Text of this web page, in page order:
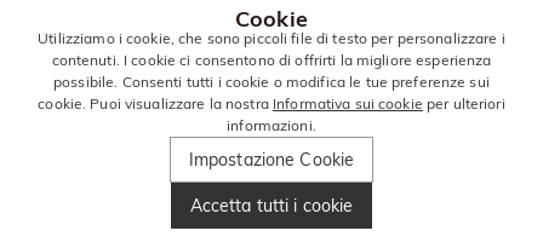
2026
Jewelry
Riservati.
Italia|Italiano(it)|EUR €
Cookie
Utilizziamo i cookie, che sono piccoli file di testo per personalizzare i
contenuti. I cookie ci consentono di offrirti la migliore esperienza
possibile. Consenti tutti i cookie o modifica le tue preferenze sui
cookie. Puoi visualizzare la nostra Informativa sui cookie per ulteriori
informazioni.
Impostazione Cookie
Accetta tutti i cookie